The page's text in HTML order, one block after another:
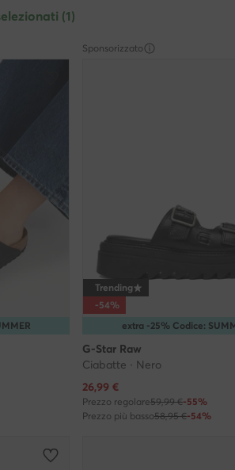
(1)
Sponsorizzato
extra -25% Codice:
Trending
-54%
G-Star Raw
Ciabatte · Nero
Prezzo attuale
26,99 €
Prezzo regolare59,99 €-55%
Prezzo più basso58,95 €-54%